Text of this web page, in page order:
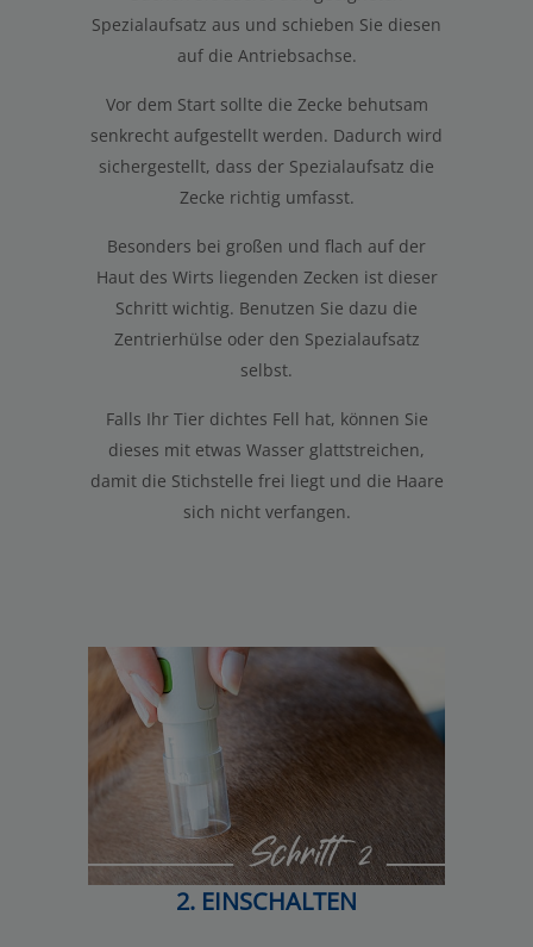
Spezialaufsatz aus und schieben Sie diesen
auf die Antriebsachse.
Vor dem Start sollte die Zecke behutsam
senkrecht aufgestellt werden. Dadurch wird
sichergestellt, dass der Spezialaufsatz die
Zecke richtig umfasst.
Besonders bei großen und flach auf der
Haut des Wirts liegenden Zecken ist dieser
Schritt wichtig. Benutzen Sie dazu die
Zentrierhülse oder den Spezialaufsatz
selbst.
Falls Ihr Tier dichtes Fell hat, können Sie
dieses mit etwas Wasser glattstreichen,
damit die Stichstelle frei liegt und die Haare
sich nicht verfangen.
2. EINSCHALTEN